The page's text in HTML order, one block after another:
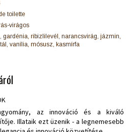
toilette
virágos
gardénia, ribizlilevél, narancsvirág, jázmin,
vanília, mósusz, kasmírfa
az innováció és a kiváló
Illataik ezt üzenik - a legnemesebb